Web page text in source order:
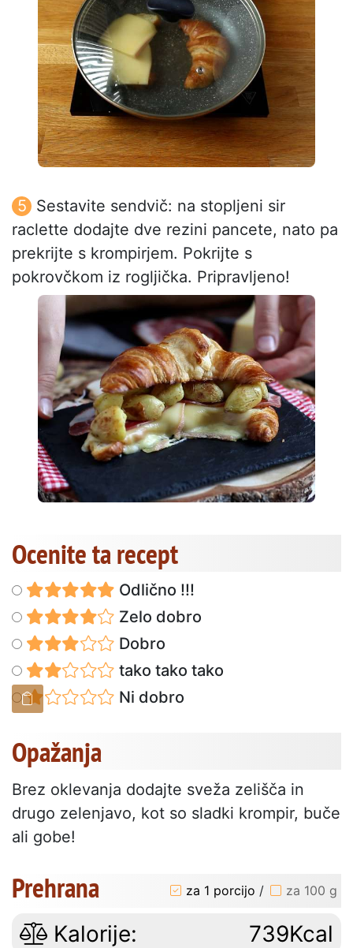
Sestavite sendvič: na stopljeni sir
raclette dodajte dve rezini pancete, nato pa
prekrijte s krompirjem. Pokrijte s
pokrovčkom iz rogljička. Pripravljeno!
Ocenite ta recept
Odlično !!!
Zelo dobro
Dobro
tako tako tako
Ni dobro
Opažanja
Brez oklevanja dodajte sveža zelišča in
drugo zelenjavo, kot so sladki krompir, buče
ali gobe!
Prehrana za 1 porcijo / za 100 g
Kalorije: 739Kcal